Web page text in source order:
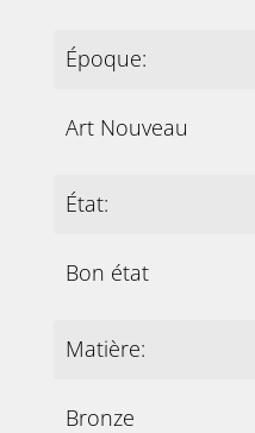
Époque:
Art Nouveau
État:
Bon état
Matière:
Bronze